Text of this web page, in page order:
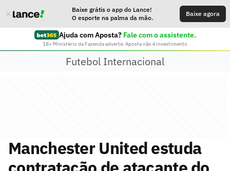
Baixe grátis o app do Lance!
O esporte na palma da mão.
Baixe agora
Ajuda com Aposta? Fale com o assistente.
18+ Ministério da Fazenda adverte: Aposta não é investimento
Futebol Internacional
Manchester United estuda